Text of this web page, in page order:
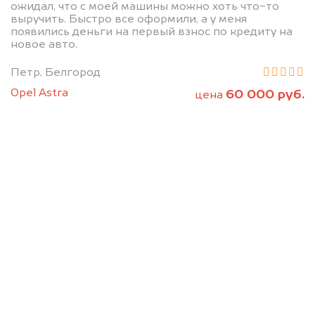
ожидал, что с моей машины можно хоть что-то
выручить. Быстро все оформили, а у меня
появились деньги на первый взнос по кредиту на
новое авто.
Петр, Белгород
Opel Astra
цена 60 000 руб.